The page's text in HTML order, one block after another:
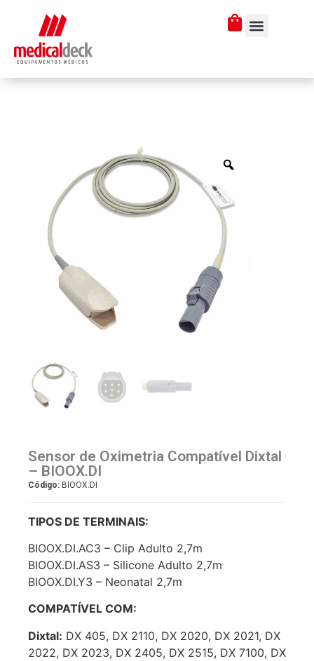
Sensor de Oximetria Compatível Dixtal
– BIOOX.DI
Código: BIOOX.DI
TIPOS DE TERMINAIS:
BIOOX.DI.AC3 – Clip Adulto 2,7m
BIOOX.DI.AS3 – Silicone Adulto 2,7m
BIOOX.DI.Y3 – Neonatal 2,7m
COMPATÍVEL COM:
Dixtal: DX 405, DX 2110, DX 2020, DX 2021, DX
2022, DX 2023, DX 2405, DX 2515, DX 7100, DX